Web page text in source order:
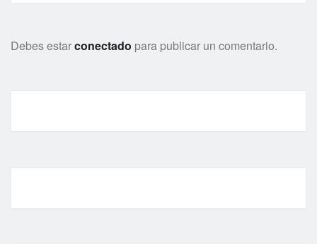
Debes estarconectado para publicar un comentario.